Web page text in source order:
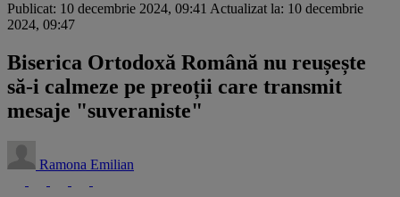
Publicat: 10 decembrie 2024, 09:41 Actualizat la: 10 decembrie
2024, 09:47
Biserica Ortodoxă Română nu reușește
să-i calmeze pe preoții care transmit
mesaje "suveraniste"
Ramona Emilian